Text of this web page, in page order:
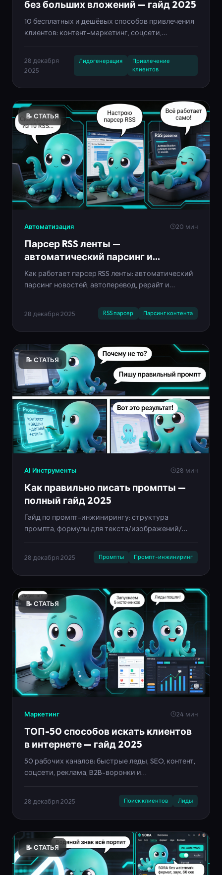
без больших вложений — гайд 2025
10 бесплатных и дешёвых способов привлечения
клиентов: контент-маркетинг, соцсети,
28 декабря
2025
Лидогенерация
Привлечение
клиентов
📝 СТАТЬЯ
Автоматизация 20 мин
Парсер RSS ленты —
автоматический парсинг и
кросспостинг контента 2025
Как работает парсер RSS ленты: автоматический
парсинг новостей, автоперевод, рерайт и
28 декабря 2025 RSS парсер Парсинг контента
📝 СТАТЬЯ
AI Инструменты 28 мин
Как правильно писать промпты —
полный гайд 2025
Гайд по промпт-инжинирингу: структура
промпта, формулы для текста/изображений/
28 декабря 2025 Промпты Промпт-инжиниринг
📝 СТАТЬЯ
Маркетинг 24 мин
ТОП-50 способов искать клиентов
в интернете — гайд 2025
50 рабочих каналов: быстрые леды, SEO, контент,
соцсети, реклама, B2B-воронки и
28 декабря 2025 Поиск клиентов Лиды
📝 СТАТЬЯ